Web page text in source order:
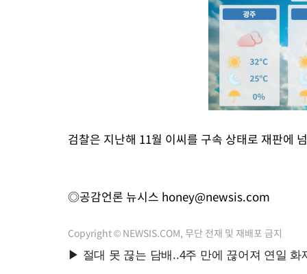
검찰은 지난해 11월 이씨를 구속 상태로 재판에
◎공감언론 뉴시스 honey@newsis.com
Copyright © NEWSIS.COM, 무단 전재 및 재배포 금지